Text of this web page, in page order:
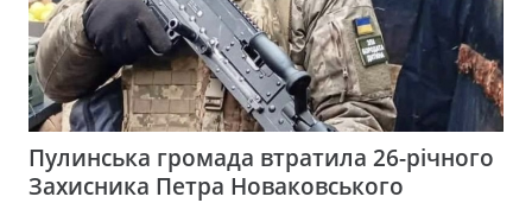
Пулинська громада втратила 26-річного
Захисника Петра Новаковського